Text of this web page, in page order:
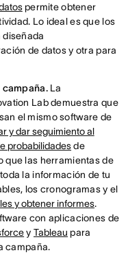
permite obtener
Lo ideal es que los
diseñada
de datos y otra para
campaña.La
Lab demuestra que
el mismo software de
y dar seguimiento al
probabilidadesde
que las herramientas de
la información de tu
los cronogramas y el
y obtener informes.
con aplicaciones de
y Tableau para
campaña.